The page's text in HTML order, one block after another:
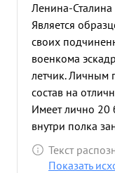
Ленина-Сталина
Является
своих
военкома
летчик. Личным
состав на
Имеет лично 20
внутри полка
выполнению
работает
Текст
Показать